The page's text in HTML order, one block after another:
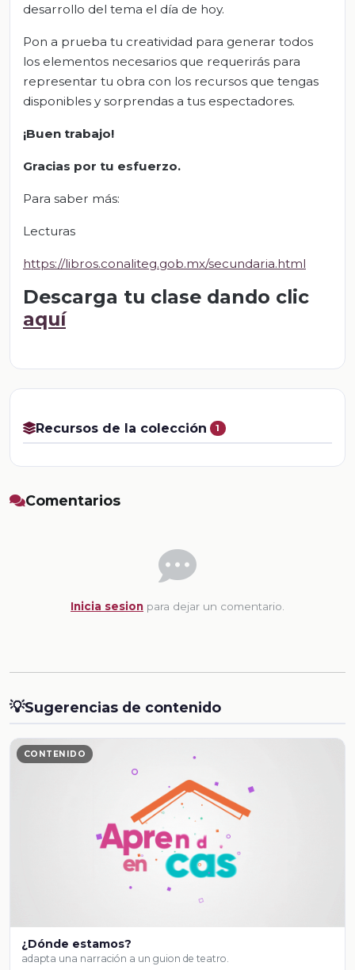
desarrollo del tema el día de hoy.
Pon a prueba tu creatividad para generar todos
los elementos necesarios que requerirás para
representar tu obra con los recursos que tengas
disponibles y sorprendas a tus espectadores.
¡Buen trabajo!
Gracias por tu esfuerzo.
Para saber más:
Lecturas
https://libros.conaliteg.gob.mx/secundaria.html
Descarga tu clase dando clic
aquí
Recursos de la colección 1
Comentarios
Inicia sesion para dejar un comentario.
💡Sugerencias de contenido
CONTENIDO
¿Dónde estamos?
adapta una narración a un guion de teatro.